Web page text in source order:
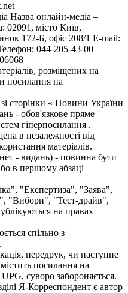
Назва онлайн-медіа –
02091, місто Київ,
172-Б, офіс 208/1 E-mail:
044-205-43-00
розміщених на
посилання на
сторінки « Новини України
- обов'язкове пряме
гіперпосилання .
в незалежності від
матеріалів.
- видань) - повинна бути
в першому абзаці
"Експертиза", "Заява",
"Вибори", "Тест-драйв",
на правах
спільно з
передрук, чи наступне
посилання на
суворо забороняється.
Я-Корреспондент є автор